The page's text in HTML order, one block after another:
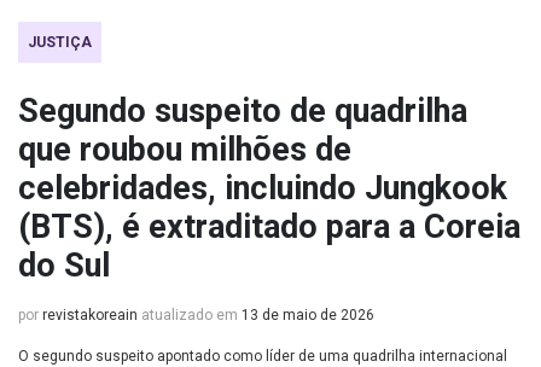
JUSTIÇA
Segundo suspeito de quadrilha
que roubou milhões de
celebridades, incluindo Jungkook
(BTS), é extraditado para a Coreia
do Sul
por revistakoreain atualizado em 13 de maio de 2026
O segundo suspeito apontado como líder de uma quadrilha internacional